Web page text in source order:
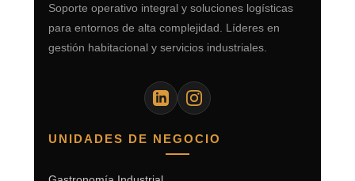
Soporte operativo integral y soluciones logísticas
para entornos de alta complejidad. Líderes en
gestión habitacional y servicios industriales.
UNIDADES DE NEGOCIO